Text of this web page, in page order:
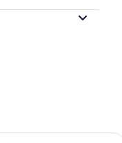
para este